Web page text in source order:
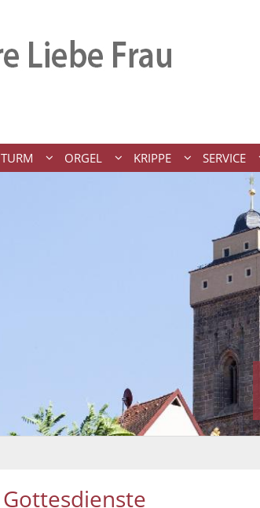
TURM ORGEL KRIPPE SERVICE
Gottesdienste